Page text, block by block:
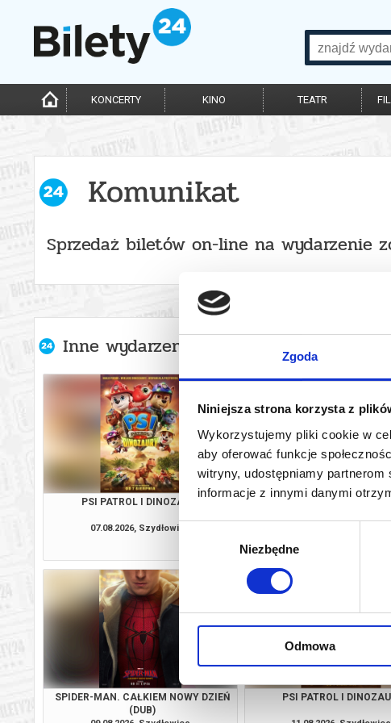
Zgoda
Niniejsza strona korzysta z
Wykorzystujemy pliki cookie w
aby oferować funkcje
witryny, udostępniamy partnerom
informacje z innymi danymi
Wybór
Niezbędne
Odmowa
KONCERTY KINO TEATR
Komunikat
Sprzedaż biletów on-line na wydarzenie
Inne wydarzenia organizatora
PSI PATROL I DINOZAURY
07.08.2026, Szydłowiec
SPIDER-MAN. CAŁKIEM
SPIDER-MAN. CAŁKIEM NOWY DZIEŃ
(DUB)
PSI PATROL I